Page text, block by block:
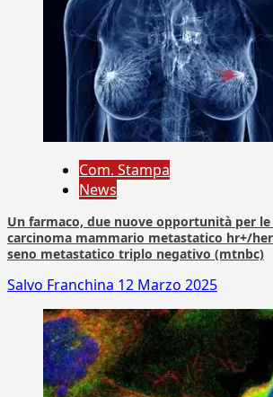
Com. Stampa
News
Un farmaco, due nuove opportunità per
carcinoma mammario metastatico hr+/
seno metastatico triplo negativo (mtnbc)
Salvo Franchina 12 Marzo 2025